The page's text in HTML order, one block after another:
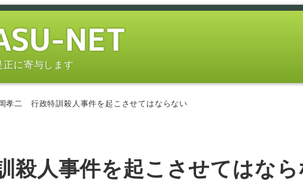
に寄与します
孝二 行政特訓殺人事件を起こさせてはならない
人事件を起こさせてはなら